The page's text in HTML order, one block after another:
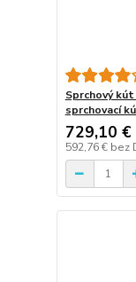
Sprchový
sprchovací
729,10 €
592,76 € bez